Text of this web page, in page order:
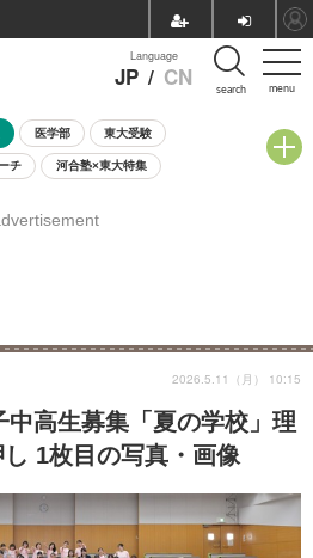
menu
Language
JP / CN search
医学部 東大受験
チ 河合塾×東大特集
催学校説明会・相談会
中高生募集「夏の学校」理
1枚目の写真・画像
2026.5.11（月） 10:15